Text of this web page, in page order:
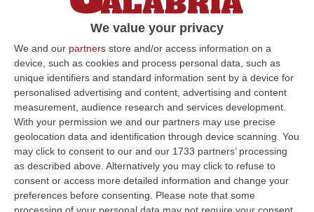
We value your privacy
We and our partners store and/or access information on a
device, such as cookies and process personal data, such as
unique identifiers and standard information sent by a device for
personalised advertising and content, advertising and content
measurement, audience research and services development.
With your permission we and our partners may use precise
geolocation data and identification through device scanning. You
may click to consent to our and our 1733 partners’ processing
as described above. Alternatively you may click to refuse to
consent or access more detailed information and change your
preferences before consenting. Please note that some
106 nei pressi diIsca sullo Ionio, in provincia
di Catanzaro. Il veicolo si è ribaltato dopo
l’uscita involontaria dalla carreggiata.
Pezzati nell’ultima partita casalinga del
campionato di serie D contro il Siracusa, non
era sceso in campo a causa di una squalifica
di tre giornate. La tragedia ha scosso l’intera
comunità di San Luca e non solo.La
Sangiovannese, ex società del calciatore, ha
scritto una nota commossa. “La Asd